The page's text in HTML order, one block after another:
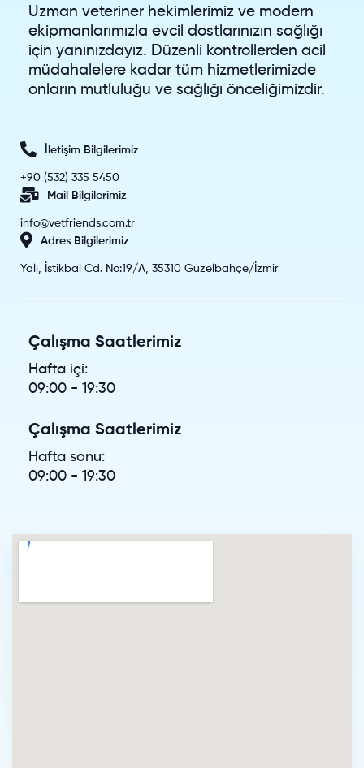
Uzman veteriner hekimlerimiz ve modern
ekipmanlarımızla evcil dostlarınızın sağlığı
için yanınızdayız. Düzenli kontrollerden acil
müdahalelere kadar tüm hizmetlerimizde
onların mutluluğu ve sağlığı önceliğimizdir.
İletişim Bilgilerimiz
+90 (532) 335 5450
Mail Bilgilerimiz
info@vetfriends.com.tr
Adres Bilgilerimiz
Yalı, İstikbal Cd. No:19/A, 35310 Güzelbahçe/İzmir
Çalışma Saatlerimiz
Hafta içi:
09:00 - 19:30
Çalışma Saatlerimiz
Hafta sonu:
09:00 - 19:30